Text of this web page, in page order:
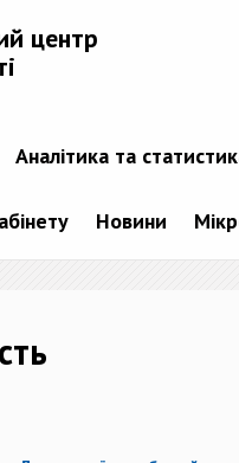
центр
Аналітика та
Новини